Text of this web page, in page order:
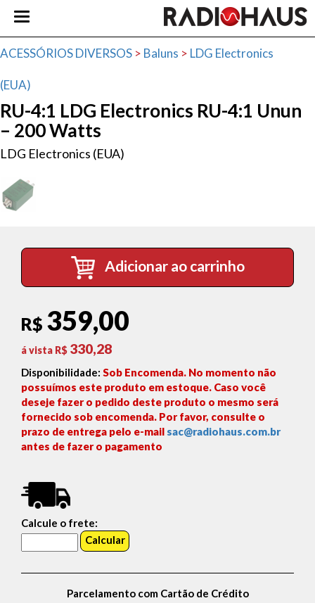
ACESSÓRIOS DIVERSOS > Baluns > LDG Electronics
(EUA)
RU-4:1 LDG Electronics RU-4:1 Unun
– 200 Watts
LDG Electronics (EUA)
Adicionar ao carrinho
R$ 359,00
á vista R$ 330,28
Disponibilidade: Sob Encomenda. No momento não
possuímos este produto em estoque. Caso você
deseje fazer o pedido deste produto o mesmo será
fornecido sob encomenda. Por favor, consulte o
prazo de entrega pelo e-mail sac@radiohaus.com.br
antes de fazer o pagamento
Calcule o frete:
Parcelamento com Cartão de Crédito